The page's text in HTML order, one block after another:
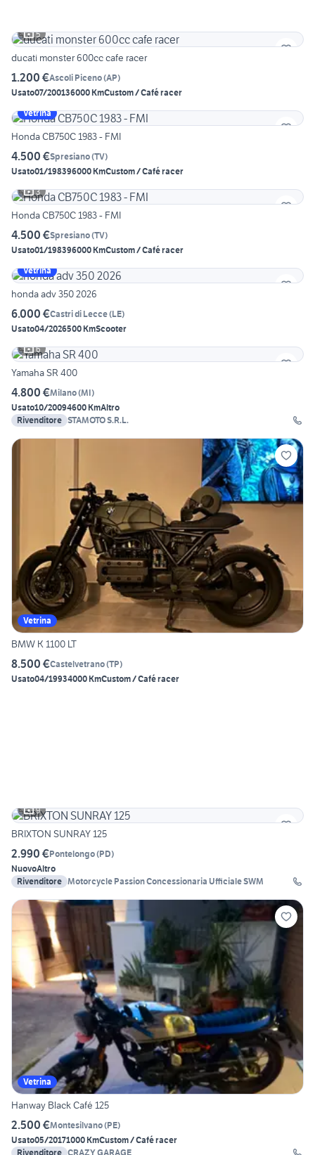
5
ducati monster 600cc cafe racer
1.200 €Ascoli Piceno(AP)
Usato07/200136000 KmCustom / Café racer
Vetrina
Honda CB750C 1983 - FMI
4.500 €Spresiano(TV)
Usato01/198396000 KmCustom / Café racer
3
Honda CB750C 1983 - FMI
4.500 €Spresiano(TV)
Usato01/198396000 KmCustom / Café racer
Vetrina
honda adv 350 2026
6.000 €Castri di Lecce(LE)
Usato04/2026500 KmScooter
6
Yamaha SR 400
4.800 €Milano(MI)
Usato10/20094600 KmAltro
Rivenditore STAMOTO S.R.L.
Vetrina
BMW K 1100 LT
8.500 €Castelvetrano(TP)
Usato04/19934000 KmCustom / Café racer
9
BRIXTON SUNRAY 125
2.990 €Pontelongo(PD)
NuovoAltro
Rivenditore Motorcycle Passion Concessionaria Ufficiale SWM
Vetrina
Hanway Black Café 125
2.500 €Montesilvano(PE)
Usato05/20171000 KmCustom / Café racer
Rivenditore CRAZY GARAGE